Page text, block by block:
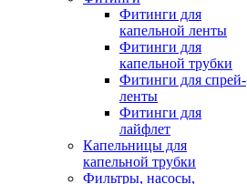
Фитинги для
капельной ленты
Фитинги для
капельной трубки
Фитинги для спрей-
ленты
Фитинги для
лайфлет
Капельницы для
капельной трубки
Фильтры, насосы,